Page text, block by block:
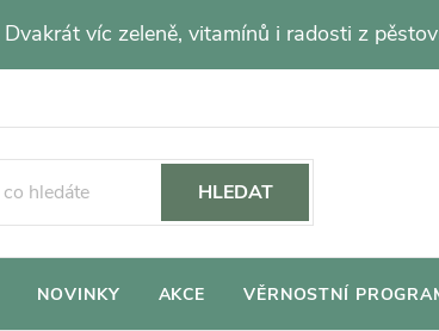
Dvakrát víc zeleně, vitamínů i radosti z
HLEDAT
NOVINKY AKCE VĚRNOSTNÍ